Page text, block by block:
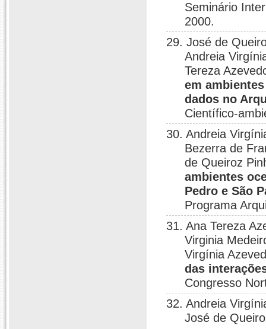
Seminário
2000.
29. José de
Andreia
Tereza
em
dados no
Científico-
30. Andreia
Bezerra de
de Queiroz
ambientes
Pedro e São
Programa
31. Ana Tereza
Virginia
Virgínia
das
Congresso
32. Andreia
José de